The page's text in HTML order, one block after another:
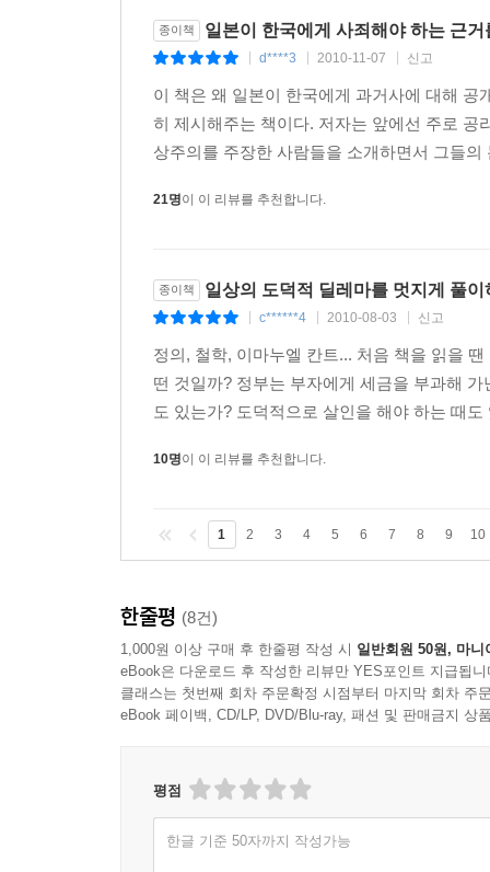
문제가 생긴다. 한 사람을 희생해 다섯 사람을
(36~40쪽)
민주 사회에서의 삶은 옳고 그름, 정의와 부정
살인으로 간주한다. 어떤 사람은 낙태를 옹호하
소수집단우대정책을 놓고도 어떤 사람은 잘못
어려운 도덕적 문제에 직면했을 때 도덕적 고민
것이다. 그러면 우리는 그 질문에 대한 대답으
근거가 되는 원칙을 찾는다. 그리고 그 원칙을
압박감을 느끼는 것이 바로 철학의 출발점이다.
우리는 긴장된 상황에 맞닥뜨렸을 때, 옳은 행
고민하는 이런 방식, 다시 말해 특정한 상황에
아리스토텔레스의 도덕철학까지 거슬러 올라간다.
그러나 도덕적 사고란 혼자 추구하는 것이 아니
삶의 방식을 발견할 수 없다. 정의의 의미와 좋은
통하여, 고대와 근현대 정치 철학자들은 정의와
고민한다. 이 책은 아리스토텔레스, 칸트, 존 슈트
고찰하면서, 자신의 생각을 확인하고 왜 그렇게 생
이 과정을 통해 추상적이어서 어렵게 느껴졌던
하버드에서 그를 유명하게 만든 실제 정의 수
종이책 일본이 한국에게 사죄해야 하는 근
d****3 2010-11-07 신고
이 책은 왜 일본이 한국에게 과거사에 대해
히 제시해주는 책이다. 저자는 앞에선 주로
상주의를 주장한 사람들을 소개하면서 그들
21명이 이 리뷰를 추천합니다.
종이책 일상의 도덕적 딜레마를 멋지게 풀이
c******4 2010-08-03 신고
정의, 철학, 이마누엘 칸트... 처음 책을 읽을
떤 것일까? 정부는 부자에게 세금을 부과해
도 있는가? 도덕적으로 살인을 해야 하는 때
10명이 이 리뷰를 추천합니다.
1 2 3 4 5 6 7 8 9 10
한줄평 (8건)
1,000원 이상 구매 후 한줄평 작성 시 일반회원 50원, 마니
eBook은 다운로드 후 작성한 리뷰만 YES포인트 지급됩니
클래스는 첫번째 회차 주문확정 시점부터 마지막 회차 주
eBook 페이백, CD/LP, DVD/Blu-ray, 패션 및 판매금지 상
평점
한글 기준 50자까지 작성가능